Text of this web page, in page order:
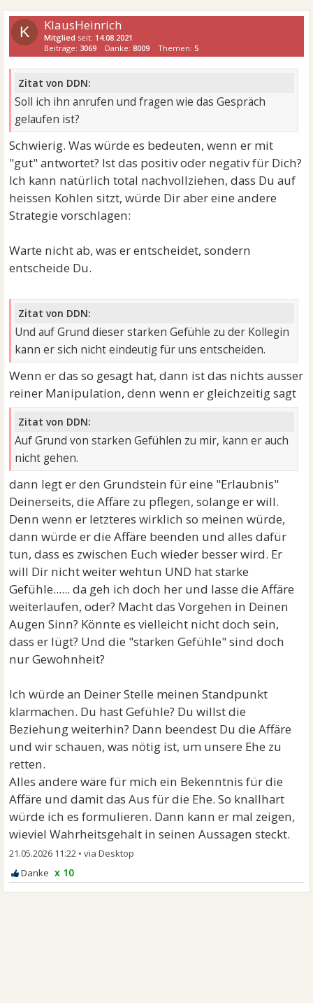
K KlausHeinrich
Mitglied seit: 14.08.2021
Beiträge:3069 Danke:8009 Themen:5
Zitat von DDN:
Soll ich ihn anrufen und fragen wie das Gespräch
gelaufen ist?
Schwierig. Was würde es bedeuten, wenn er mit
"gut" antwortet? Ist das positiv oder negativ für Dich?
Ich kann natürlich total nachvollziehen, dass Du auf
heissen Kohlen sitzt, würde Dir aber eine andere
Strategie vorschlagen:
Warte nicht ab, was er entscheidet, sondern
entscheide Du.
Zitat von DDN:
Und auf Grund dieser starken Gefühle zu der Kollegin
kann er sich nicht eindeutig für uns entscheiden.
Wenn er das so gesagt hat, dann ist das nichts ausser
reiner Manipulation, denn wenn er gleichzeitig sagt
Zitat von DDN:
Auf Grund von starken Gefühlen zu mir, kann er auch
nicht gehen.
dann legt er den Grundstein für eine "Erlaubnis"
Deinerseits, die Affäre zu pflegen, solange er will.
Denn wenn er letzteres wirklich so meinen würde,
dann würde er die Affäre beenden und alles dafür
tun, dass es zwischen Euch wieder besser wird. Er
will Dir nicht weiter wehtun UND hat starke
Gefühle...... da geh ich doch her und lasse die Affäre
weiterlaufen, oder? Macht das Vorgehen in Deinen
Augen Sinn? Könnte es vielleicht nicht doch sein,
dass er lügt? Und die "starken Gefühle" sind doch
nur Gewohnheit?
Ich würde an Deiner Stelle meinen Standpunkt
klarmachen. Du hast Gefühle? Du willst die
Beziehung weiterhin? Dann beendest Du die Affäre
und wir schauen, was nötig ist, um unsere Ehe zu
retten.
Alles andere wäre für mich ein Bekenntnis für die
Affäre und damit das Aus für die Ehe. So knallhart
würde ich es formulieren. Dann kann er mal zeigen,
wieviel Wahrheitsgehalt in seinen Aussagen steckt.
21.05.2026 11:22 •
x 10